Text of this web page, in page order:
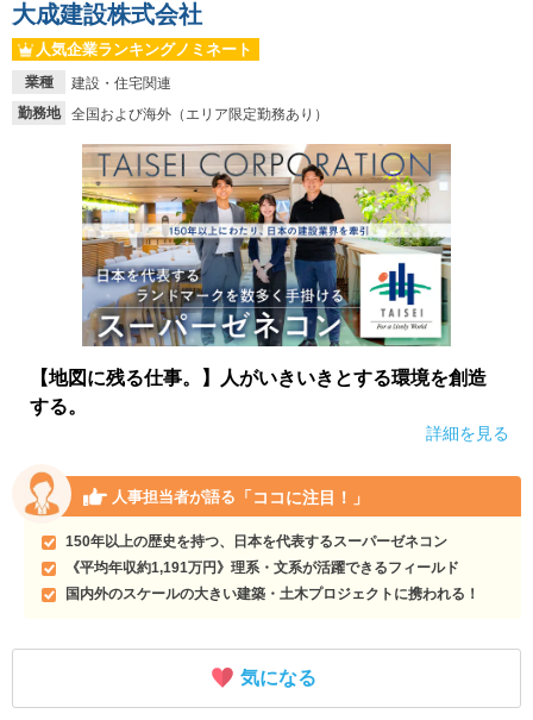
業種
建設・住宅関連
勤務地
全国および海外（エリア限定勤務あり）
大成建設株式会社
人気企業ランキングノミネート
【地図に残る仕事。】人がいきいきとする環境を創造
する。
詳細を見る
人事担当者が語る 「ココに注目！」
150年以上の歴史を持つ、日本を代表するスーパーゼネコン
《平均年収約1,191万円》理系・文系が活躍できるフィールド
国内外のスケールの大きい建築・土木プロジェクトに携われる！
気になる